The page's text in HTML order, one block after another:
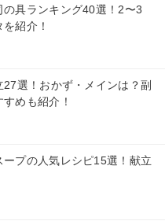
具ランキング40選！2〜3
紹介！
選！おかず・メインは？副
めも紹介！
プの人気レシピ15選！献立